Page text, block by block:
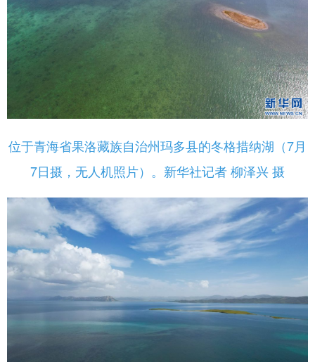
位于青海省果洛藏族自治州玛多县的冬格措纳湖（7月
7日摄，无人机照片）。新华社记者 柳泽兴 摄